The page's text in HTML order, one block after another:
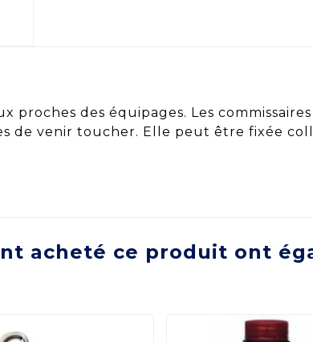
proches des équipages. Les
de venir toucher. Elle peut être fixée
acheté ce produit ont